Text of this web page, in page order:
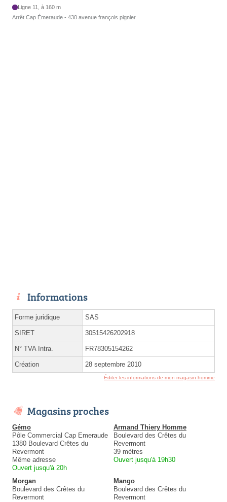
Ligne 11, à 160 m
Arrêt Cap Émeraude - 430 avenue françois pignier
Informations
Forme juridique SAS
SIRET 30515426202918
N° TVA Intra. FR78305154262
Création 28 septembre 2010
Éditer les informations de mon magasin homme
Magasins proches
Gémo
Pôle Commercial Cap Emeraude
1380 Boulevard Crêtes du
Revermont
Même adresse
Ouvert jusqu'à 20h
Armand Thiery Homme
Boulevard des Crêtes du
Revermont
39 mètres
Ouvert jusqu'à 19h30
Morgan
Boulevard des Crêtes du
Revermont
Mango
Boulevard des Crêtes du
Revermont